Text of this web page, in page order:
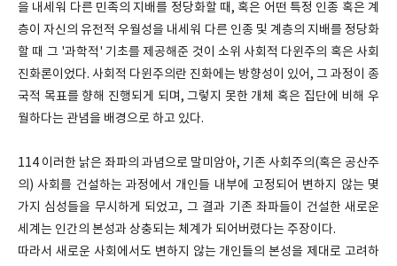
을 내세워 다른 민족의 지배를 정당화할 때, 혹은 어떤 특정 인종 혹은 계
층이 자신의 유전적 우월성을 내세워 다른 인종 및 계층의 지배를 정당화
할 때 그 '과학적' 기초를 제공해준 것이 소위 사회적 다윈주의 혹은 사회
진화론이었다. 사회적 다윈주의란 진화에는 방향성이 있어, 그 과정이 종
국적 목표를 향해 진행되게 되며, 그렇지 못한 개체 혹은 집단에 비해 우
월하다는 관념을 배경으로 하고 있다.
114 이러한 낡은 좌파의 과념으로 말미암아, 기존 사회주의(혹은 공산주
의) 사회를 건설하는 과정에서 개인들 내부에 고정되어 변하지 않는 몇
가지 심성들을 무시하게 되었고, 그 결과 기존 좌파들이 건설한 새로운
세계는 인간의 본성과 상충되는 체계가 되어버렸다는 주장이다.
따라서 새로운 사회에서도 변하지 않는 개인들의 본성을 제대로 고려하